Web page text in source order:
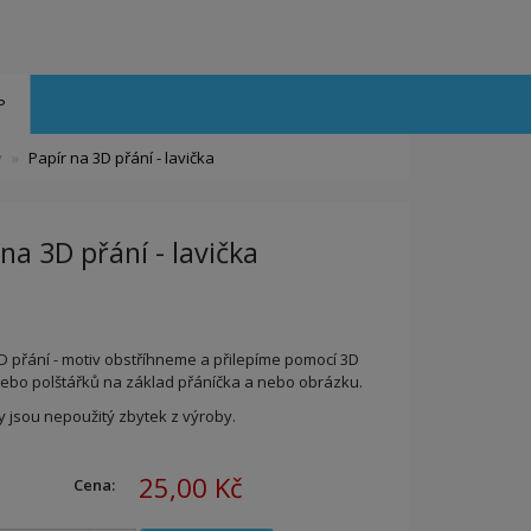
Papír na 3D přání - lavička
3D přání - lavička
přání - motiv obstříhneme a přilepíme pomocí 3D
polštářků na základ přáníčka a nebo obrázku.
jsou nepoužitý zbytek z výroby.
Cena:
25,00 Kč